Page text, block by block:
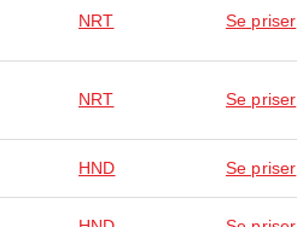
NRT Se priser
NRT Se priser
HND Se priser